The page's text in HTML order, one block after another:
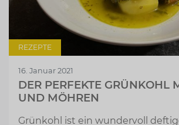
REZEPTE
16. Januar 2021
DER PERFEKTE GRÜNKOHL
UND MÖHREN
Grünkohl ist ein wundervoll